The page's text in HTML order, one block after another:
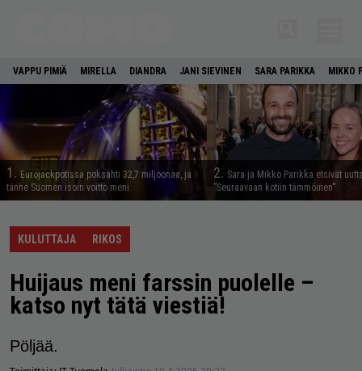
VAPPU PIMIÄ MIRELLA DIANDRA JANI SIEVINEN SARA PARIKKA MIKKO
1. Eurojackpotissa poksahti 32,7 miljoonaa, ja
tänne Suomen isoin voitto meni
2. Sara ja Mikko Parikka etsivät
”Seuraavaan kotiin tämmöinen”
KULUTTAJA RIKOS
Huijaus meni farssin puolelle –
katso nyt tätä viestiä!
Pöljää.